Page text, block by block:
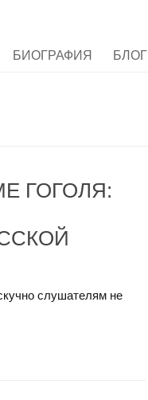
БИОГРАФИЯ БЛОГ
ГОГОЛЯ:
слушателям не